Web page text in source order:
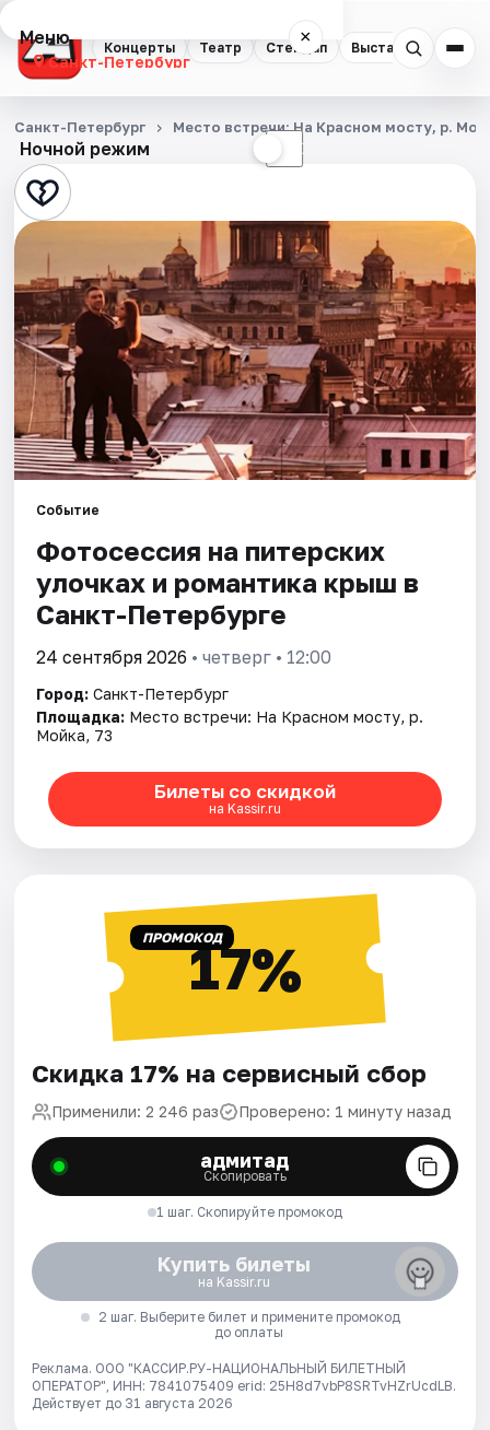
Концерты Театр Стендап Выставки
Меню ×
Санкт-Петербург
Концерты
Театр
Стендап
Выставки
Квесты
Экскурсии
Спорт
События
Города
Площадки
Артисты
Рейтинги
Ночной режим ☾
Санкт-Петербург Место встречи: На Красном мосту, р.
Событие
Фотосессия на питерских
улочках и романтика крыш в
Санкт-Петербурге
24 сентября 2026 • четверг • 12:00
Город: Санкт-Петербург
Площадка: Место встречи: На Красном мосту, р.
Мойка, 73
Билеты со скидкой
на Kassir.ru
ПРОМОКОД17%
Скидка 17% на сервисный сбор
Применили: 2 246 раз Проверено: 1 минуту назад
адмитад
Скопировать
1 шаг. Скопируйте промокод
Купить билеты
на Kassir.ru
2 шаг. Выберите билет и примените промокод
до оплаты
Реклама. ООО "КАССИР.РУ-НАЦИОНАЛЬНЫЙ БИЛЕТНЫЙ
ОПЕРАТОР", ИНН: 7841075409 erid: 25H8d7vbP8SRTvHZrUcdLB.
Действует до 31 августа 2026